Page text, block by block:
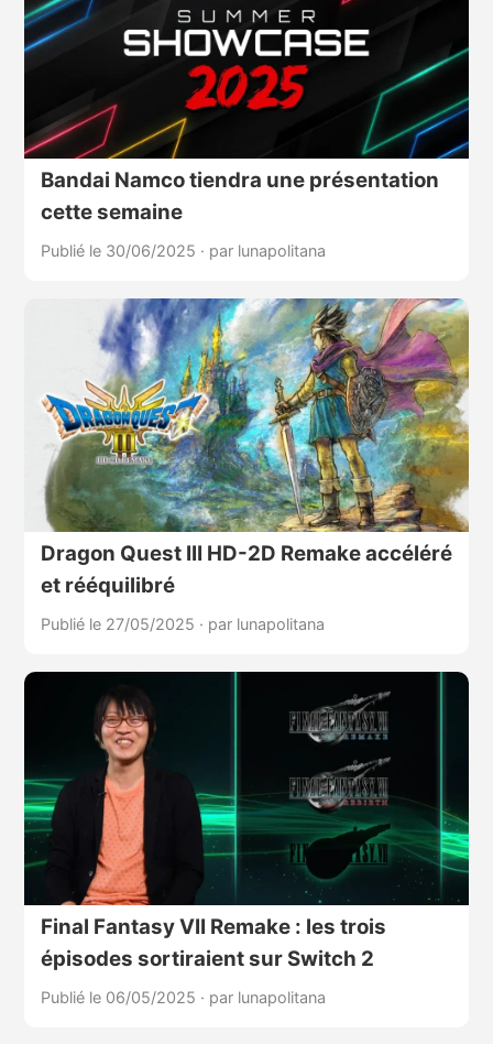
Bandai Namco tiendra une présentation
cette semaine
Publié le 30/06/2025 · par lunapolitana
Dragon Quest III HD-2D Remake accéléré
et rééquilibré
Publié le 27/05/2025 · par lunapolitana
Final Fantasy VII Remake : les trois
épisodes sortiraient sur Switch 2
Publié le 06/05/2025 · par lunapolitana